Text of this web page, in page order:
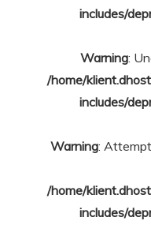
includes/
Warning:
/home/
includes/
Warning:
/home/
includes/